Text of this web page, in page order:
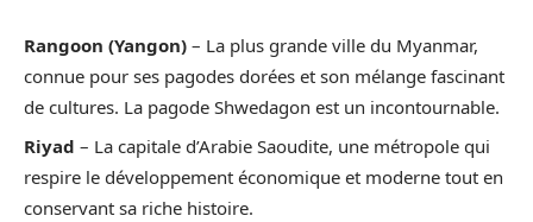
Rangoon (Yangon) – La plus grande ville du Myanmar,
connue pour ses pagodes dorées et son mélange fascinant
de cultures. La pagode Shwedagon est un incontournable.
Riyad – La capitale d’Arabie Saoudite, une métropole qui
respire le développement économique et moderne tout en
conservant sa riche histoire.